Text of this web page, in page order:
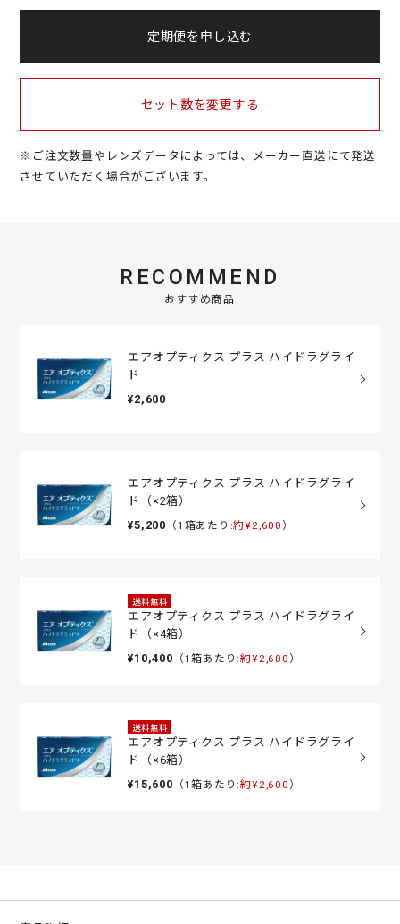
定期便を申し込む
セット数を変更する
※ご注文数量やレンズデータによっては、メーカー直送にて発送
させていただく場合がございます。
RECOMMEND
おすすめ商品
エアオプティクス プラス ハイドラグライ
ド
¥2,600
エアオプティクス プラス ハイドラグライ
ド（×2箱）
¥5,200 （1箱あたり:約¥2,600 ）
送料無料
エアオプティクス プラス ハイドラグライ
ド（×4箱）
¥10,400 （1箱あたり:約¥2,600 ）
送料無料
エアオプティクス プラス ハイドラグライ
ド（×6箱）
¥15,600 （1箱あたり:約¥2,600 ）